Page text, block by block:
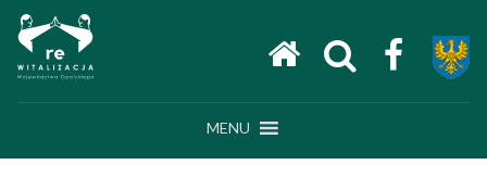
Main Navigation
MENU